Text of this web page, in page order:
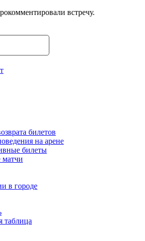
встречу.
билетов
на арене
билеты
в городе
таблица